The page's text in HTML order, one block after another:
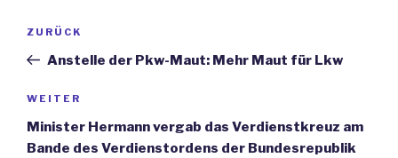
Beitrags-
Vorheriger
Beitrag
ZURÜCK
Anstelle der Pkw-Maut: Mehr Maut für Lkw
Nächster
Beitrag
WEITER
Minister Hermann vergab das Verdienstkreuz am
Bande des Verdienstordens der Bundesrepublik